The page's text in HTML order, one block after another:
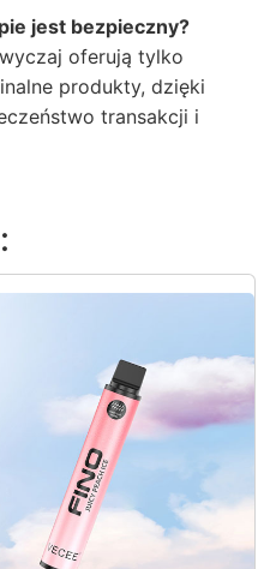
jest bezpieczny?
oferują tylko
produkty, dzięki
transakcji i